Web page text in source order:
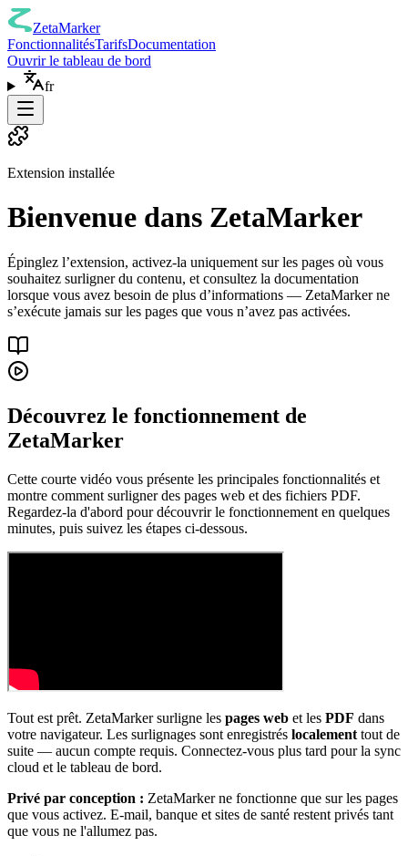
ZetaMarker
FonctionnalitésTarifsDocumentation
Ouvrir le tableau de bord
fr
Extension installée
Bienvenue dans ZetaMarker
Épinglez l’extension, activez-la uniquement sur les pages où vous
souhaitez surligner du contenu, et consultez la documentation
lorsque vous avez besoin de plus d’informations — ZetaMarker ne
s’exécute jamais sur les pages que vous n’avez pas activées.
Découvrez le fonctionnement de
ZetaMarker
Cette courte vidéo vous présente les principales fonctionnalités et
montre comment surligner des pages web et des fichiers PDF.
Regardez-la d'abord pour découvrir le fonctionnement en quelques
minutes, puis suivez les étapes ci-dessous.
Tout est prêt. ZetaMarker surligne les pages web et les PDF dans
votre navigateur. Les surlignages sont enregistrés localement tout de
suite — aucun compte requis. Connectez-vous plus tard pour la sync
cloud et le tableau de bord.
Privé par conception : ZetaMarker ne fonctionne que sur les pages
que vous activez. E-mail, banque et sites de santé restent privés tant
que vous ne l'allumez pas.